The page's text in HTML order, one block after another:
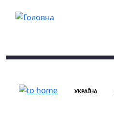
УКРАЇНА